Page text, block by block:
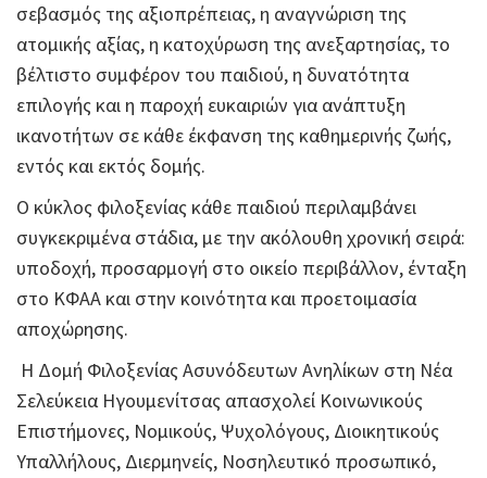
σεβασμός της αξιοπρέπειας, η αναγνώριση της
ατομικής αξίας, η κατοχύρωση της ανεξαρτησίας, το
βέλτιστο συμφέρον του παιδιού, η δυνατότητα
επιλογής και η παροχή ευκαιριών για ανάπτυξη
ικανοτήτων σε κάθε έκφανση της καθημερινής ζωής,
εντός και εκτός δομής.
Ο κύκλος φιλοξενίας κάθε παιδιού περιλαμβάνει
συγκεκριμένα στάδια, με την ακόλουθη χρονική σειρά:
υποδοχή, προσαρμογή στο οικείο περιβάλλον, ένταξη
στο ΚΦΑΑ και στην κοινότητα και προετοιμασία
αποχώρησης.
Η Δομή Φιλοξενίας Ασυνόδευτων Ανηλίκων στη Νέα
Σελεύκεια Ηγουμενίτσας απασχολεί Κοινωνικούς
Επιστήμονες, Νομικούς, Ψυχολόγους, Διοικητικούς
Υπαλλήλους, Διερμηνείς, Νοσηλευτικό προσωπικό,